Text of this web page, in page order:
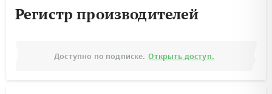
Регистр производителей
Доступно по подписке. Открыть доступ.